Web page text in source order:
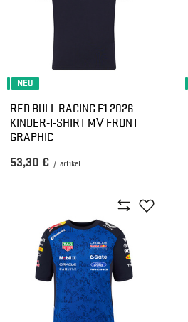
NEU
RED BULL RACING F1 2026
KINDER-T-SHIRT MV FRONT
GRAPHIC
53,30 € / artikel